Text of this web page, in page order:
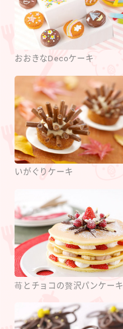
おおきなDecoケーキ
いがぐりケーキ
苺とチョコの贅沢パンケーキ